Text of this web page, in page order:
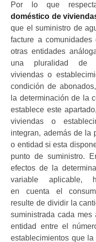
Por lo que
doméstico de
que el suministro de
facture a comunidades
otras entidades
una pluralidad de
viviendas o
condición de
la determinación de la
establece este
viviendas o
integran, además de la
o entidad si esta
punto de suministro.
efectos de la
variable aplicable,
en cuenta el
resulte de dividir la
suministrada cada mes
entidad entre el
establecimientos que